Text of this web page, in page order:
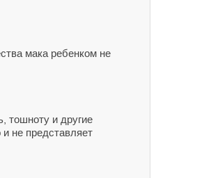
мака ребенком не
тошноту и другие
не представляет